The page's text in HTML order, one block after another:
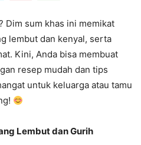
Dim sum khas ini memikat
lembut dan kenyal, serta
Kini, Anda bisa membuat
resep mudah dan tips
untuk keluarga atau tamu
Lembut dan Gurih